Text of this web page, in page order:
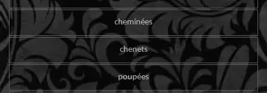
cheminées
chenets
poupées